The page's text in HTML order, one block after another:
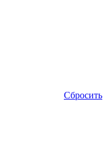
Сбросить